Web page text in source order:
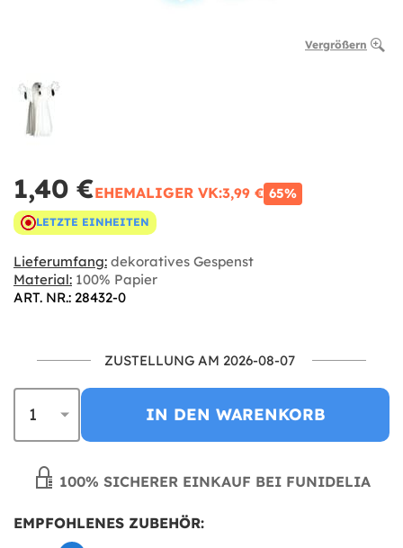
Vergrößern
1,40 €EHEMALIGER VK:3,99 € 65%
LETZTE EINHEITEN
Lieferumfang: dekoratives Gespenst
Material: 100% Papier
ART. NR.: 28432-0
ZUSTELLUNG AM 2026-08-07
IN DEN WARENKORB
100% SICHERER EINKAUF BEI FUNIDELIA
EMPFOHLENES ZUBEHÖR: